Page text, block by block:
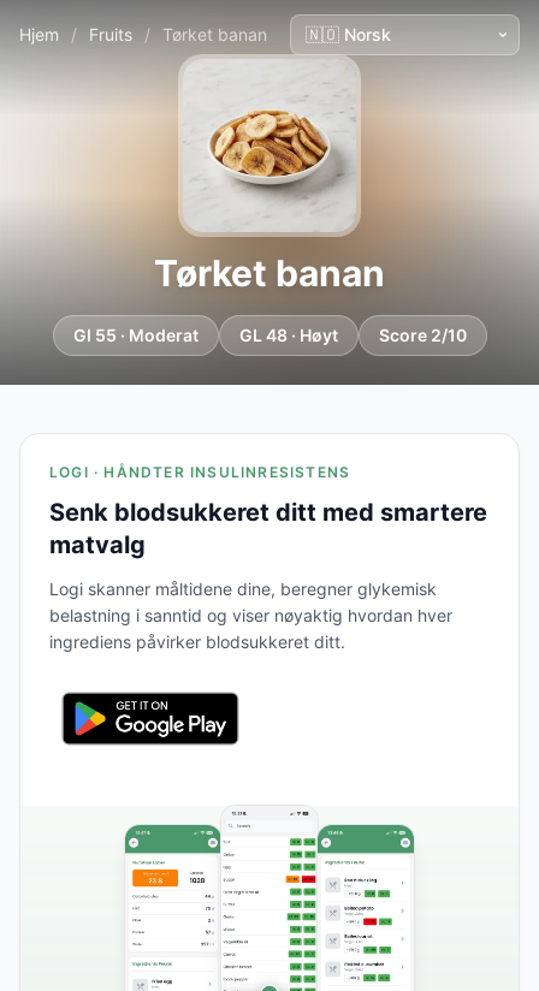
Hjem / Fruits / Tørket banan
Tørket banan
GI 55 · Moderat GL 48 · Høyt Score 2/10
LOGI · HÅNDTER INSULINRESISTENS
Senk blodsukkeret ditt med smartere
matvalg
Logi skanner måltidene dine, beregner glykemisk
belastning i sanntid og viser nøyaktig hvordan hver
ingrediens påvirker blodsukkeret ditt.